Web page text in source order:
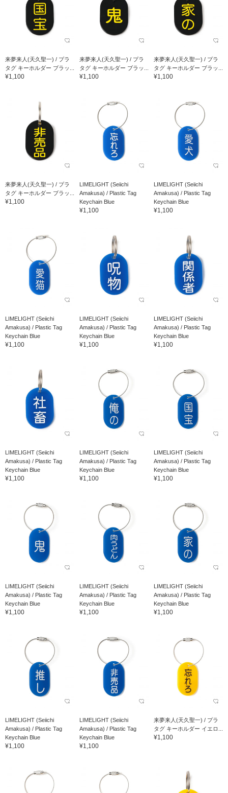
来夢来人(天久聖一) / プラ
タグ キーホルダー ブラッ...
¥1,100
来夢来人(天久聖一) / プラ
タグ キーホルダー ブラッ...
¥1,100
来夢来人(天久聖一) / プラ
タグ キーホルダー ブラッ...
¥1,100
来夢来人(天久聖一) / プラ
タグ キーホルダー ブラッ...
¥1,100
LIMELIGHT (Seiichi
Amakusa) / Plastic Tag
Keychain Blue
¥1,100
LIMELIGHT (Seiichi
Amakusa) / Plastic Tag
Keychain Blue
¥1,100
LIMELIGHT (Seiichi
Amakusa) / Plastic Tag
Keychain Blue
¥1,100
LIMELIGHT (Seiichi
Amakusa) / Plastic Tag
Keychain Blue
¥1,100
LIMELIGHT (Seiichi
Amakusa) / Plastic Tag
Keychain Blue
¥1,100
LIMELIGHT (Seiichi
Amakusa) / Plastic Tag
Keychain Blue
¥1,100
LIMELIGHT (Seiichi
Amakusa) / Plastic Tag
Keychain Blue
¥1,100
LIMELIGHT (Seiichi
Amakusa) / Plastic Tag
Keychain Blue
¥1,100
LIMELIGHT (Seiichi
Amakusa) / Plastic Tag
Keychain Blue
¥1,100
LIMELIGHT (Seiichi
Amakusa) / Plastic Tag
Keychain Blue
¥1,100
LIMELIGHT (Seiichi
Amakusa) / Plastic Tag
Keychain Blue
¥1,100
LIMELIGHT (Seiichi
Amakusa) / Plastic Tag
Keychain Blue
¥1,100
LIMELIGHT (Seiichi
Amakusa) / Plastic Tag
Keychain Blue
¥1,100
来夢来人(天久聖一) / プラ
タグ キーホルダー イエロ...
¥1,100